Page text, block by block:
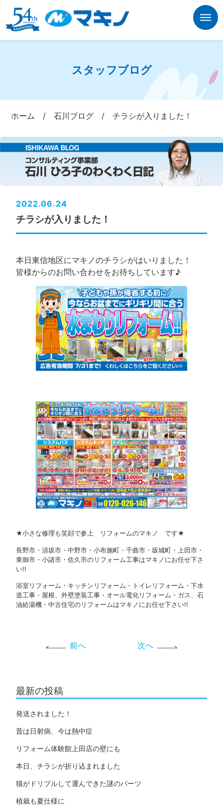
スタッフブログ
ホーム /石川ブログ /チラシが入りました！
2022.06.24
チラシが入りました！
本日東信地区にマキノのチラシがはいりました！
皆様からのお問い合わせをお待ちしています♪
★小さな修理も笑顔で参上 リフォームのマキノ です★
長野市・須坂市・中野市・小布施町・千曲市・坂城町・上田市・
東御市・小諸市・佐久市のリフォーム工事はマキノにお任せ下さ
い!!
浴室リフォーム・キッチンリフォーム・トイレリフォーム・下水
道工事・屋根、外壁塗装工事・オール電化リフォーム・ガス、石
油給湯機・中古住宅のリフォームはマキノにお任せ下さい!!
前へ 次へ
最新の投稿
発送されました！
昔は日射病、今は熱中症
リフォーム体験館上田店の壁にも
本日、チラシが折り込まれました
猫がドリブルして運んできた謎のパーツ
植栽も夏仕様に